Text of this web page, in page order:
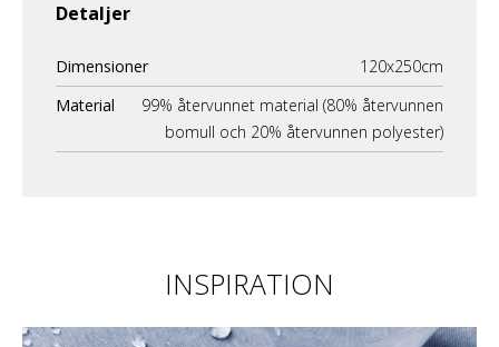
Detaljer
Dimensioner
120x250cm
Material
99% återvunnet material (80% återvunnen
bomull och 20% återvunnen polyester)
INSPIRATION